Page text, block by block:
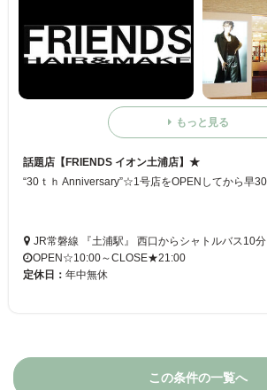
もっと見る
話題店【FRIENDS イオン土浦店】★
JR常磐線 『土浦駅』 西口からシャトルバス10分
OPEN☆10:00～CLOSE★21:00
定休日： 年中無休
この条件の一覧へ